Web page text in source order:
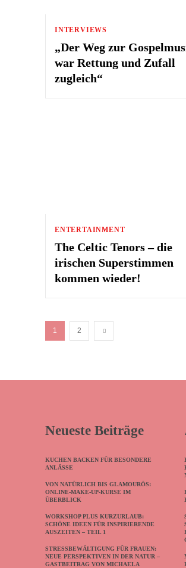
INTERVIEWS
„Der Weg zur
war Rettung und Zufall
zugleich“
ENTERTAINMENT
The Celtic Tenors – die
irischen Superstimmen
kommen wieder!
1 2
Neueste Beiträge
KUCHEN BACKEN FÜR BESONDERE
ANLÄSSE
VON NATÜRLICH BIS GLAMOURÖS:
ONLINE-MAKE-UP-KURSE IM
ÜBERBLICK
WORKSHOP PLUS KURZURLAUB:
SCHÖNE IDEEN FÜR INSPIRIERENDE
AUSZEITEN – TEIL 1
STRESSBEWÄLTIGUNG FÜR FRAUEN:
NEUE PERSPEKTIVEN IN DER NATUR –
GASTBEITRAG VON MICHAELA